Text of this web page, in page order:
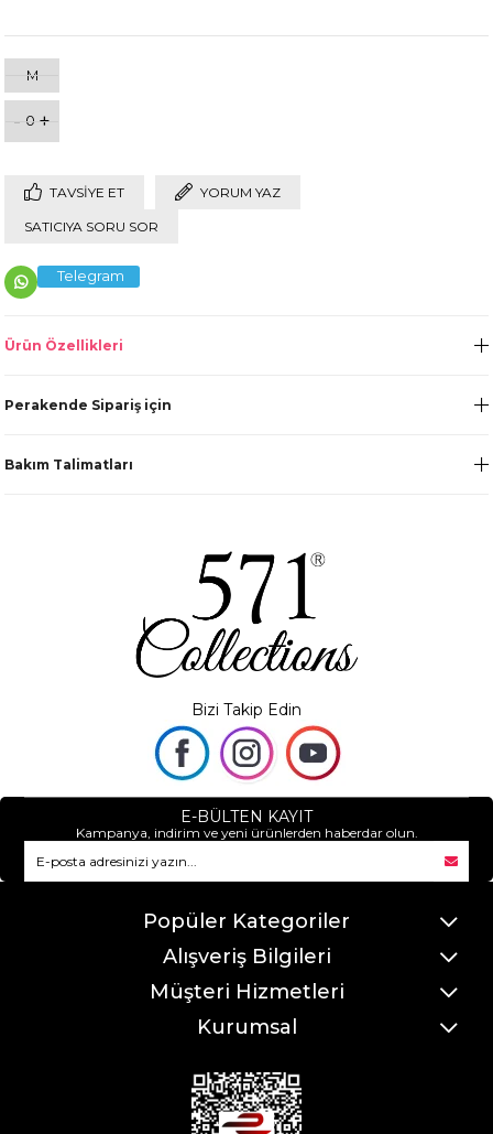
M
- 0 +
TAVSIYE ET YORUM YAZ
SATICIYA SORU SOR
Telegram
Ürün Özellikleri
Perakende Sipariş için
Bakım Talimatları
Bizi Takip Edin
E-BÜLTEN KAYIT
Kampanya, indirim ve yeni ürünlerden haberdar olun.
Popüler Kategoriler
Alışveriş Bilgileri
Müşteri Hizmetleri
Kurumsal